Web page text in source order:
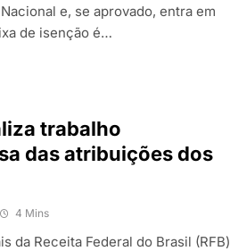
e, se aprovado, entra em
de isenção é…
trabalho
das atribuições dos
4 Mins
da Receita Federal do Brasil (RFB)